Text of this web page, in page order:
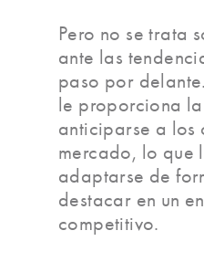
Pero no se trata
ante las
paso por
le proporciona
anticiparse a los
mercado, lo que
adaptarse de
destacar en un
competitivo.